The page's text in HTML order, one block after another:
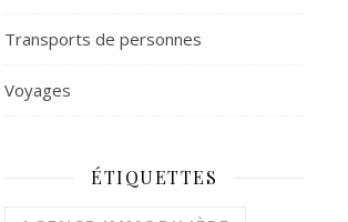
Transports de personnes
Voyages
ÉTIQUETTES